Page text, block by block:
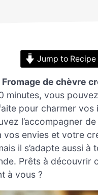
Jump to Recipe
Fromage de chèvre
minutes, vous
pour charmer
l’accompagner
envies et votre
il s’adapte aussi
Prêts à
à vous ?